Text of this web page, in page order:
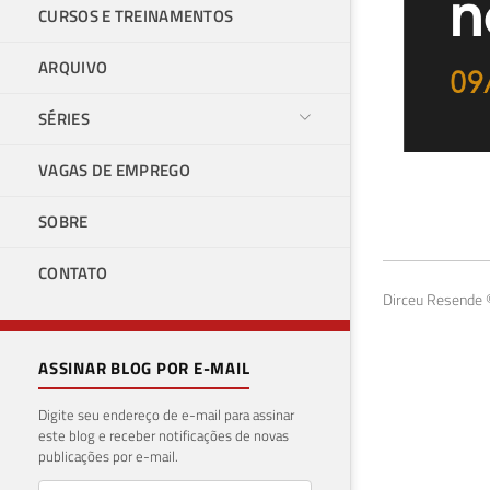
CURSOS E TREINAMENTOS
ARQUIVO
SÉRIES
VAGAS DE EMPREGO
SOBRE
CONTATO
ASSINAR BLOG POR E-MAIL
Digite seu endereço de e-mail para assinar
este blog e receber notificações de novas
publicações por e-mail.
13 de
Dirceu